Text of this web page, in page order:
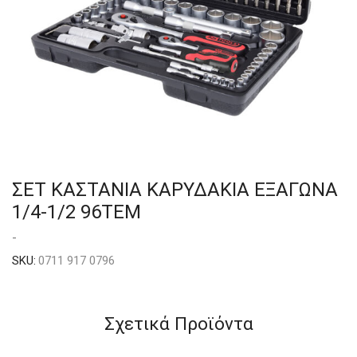
ΣΕΤ ΚΑΣΤΑΝΙΑ ΚΑΡΥΔΑΚΙΑ ΕΞΑΓΩΝΑ
1/4-1/2 96ΤΕΜ
-
SKU: 0711 917 0796
Σχετικά Προϊόντα